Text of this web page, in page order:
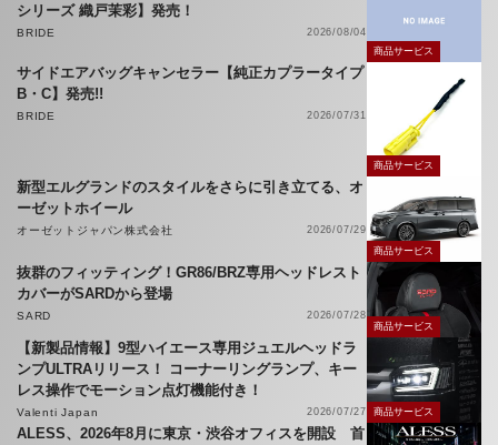
シリーズ 織戸茉彩】発売！
BRIDE
2026/08/04
商品サービス
サイドエアバッグキャンセラー【純正カプラータイプ
B・C】発売!!
BRIDE 2026/07/31
商品サービス
新型エルグランドのスタイルをさらに引き立てる、オ
ーゼットホイール
オーゼットジャパン株式会社
2026/07/29
商品サービス
抜群のフィッティング！GR86/BRZ専用ヘッドレスト
カバーがSARDから登場
SARD
2026/07/28
商品サービス
【新製品情報】9型ハイエース専用ジュエルヘッドラ
ンプULTRAリリース！ コーナーリングランプ、キー
レス操作でモーション点灯機能付き！
Valenti Japan 2026/07/27 商品サービス
ALESS、2026年8月に東京・渋谷オフィスを開設 首